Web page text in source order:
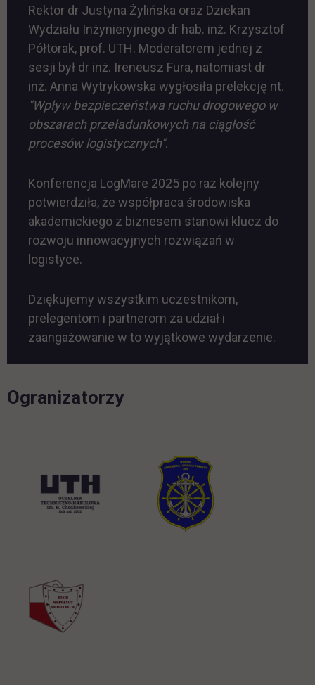
Rektor dr Justyna Żylińska oraz Dziekan
Wydziału Inżynieryjnego dr hab. inż. Krzysztof
Półtorak, prof. UTH. Moderatorem jednej z
sesji był dr inż. Ireneusz Fura, natomiast dr
inż. Anna Wytrykowska wygłosiła prelekcję nt.
"Wpływ bezpieczeństwa ruchu drogowego w
obszarach przeładunkowych na ciągłość
procesów logistycznych".
Konferencja LogMare 2025 po raz kolejny
potwierdziła, że współpraca środowiska
akademickiego z biznesem stanowi klucz do
rozwoju innowacyjnych rozwiązań w
logistyce.
Dziękujemy wszystkim uczestnikom,
prelegentom i partnerom za udział i
zaangażowanie w to wyjątkowe wydarzenie.
Ogranizatorzy